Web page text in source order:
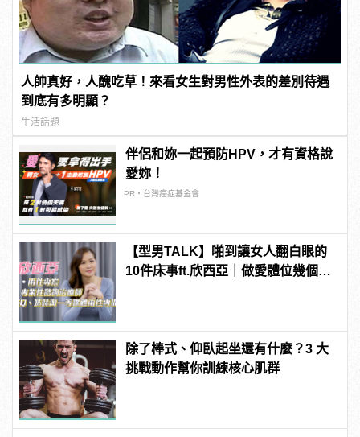
人帥真好，人醜吃草！來看女生對男性外表的差別待遇
到底有多明顯？
生活話題
伴侶和妳一起預防HPV，才有資格說
愛妳！
PR・台灣癌症基金會
【型男TALK】啪到讓女人翻白眼的
10件床事ft.欣西亞｜做愛體位幾個剛
除了棒式、仰臥起坐還有什麼？3 大
挑戰動作幫你訓練核心肌群